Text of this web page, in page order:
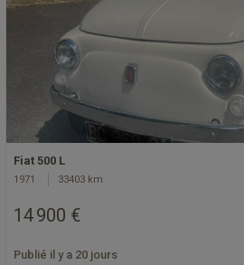
Fiat 500 L
1971 33403 km
14 900 €
Publié il y a 20 jours